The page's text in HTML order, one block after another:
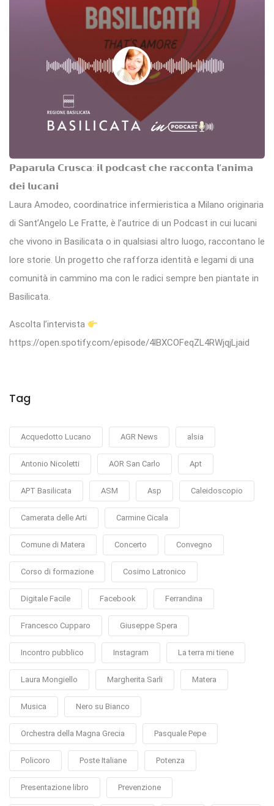
𝗣𝗮𝗽𝗮𝗿𝘂𝗹𝗮 𝗖𝗿𝘂𝘀𝗰𝗮: 𝗶𝗹 𝗽𝗼𝗱𝗰𝗮𝘀𝘁 𝗰𝗵𝗲 𝗿𝗮𝗰𝗰𝗼𝗻𝘁𝗮 𝗹’𝗮𝗻𝗶𝗺𝗮
𝗱𝗲𝗶 𝗹𝘂𝗰𝗮𝗻𝗶
Laura Amodeo, coordinatrice infermieristica a Milano originaria
di Sant’Angelo Le Fratte, è l’autrice di un Podcast in cui lucani
che vivono in Basilicata o in qualsiasi altro luogo, raccontano le
lore storie. Un progetto che rafforza identità e legami di una
comunità in cammino ma con le radici sempre ben piantate in
Basilicata.
Ascolta l’intervista
https://open.spotify.com/episode/4lBXCOFeqZL4RWjqjLjaid
Tag
Acquedotto Lucano AGR News alsia
Antonio Nicoletti AOR San Carlo Apt
APT Basilicata ASM Asp Caleidoscopio
Camerata delle Arti Carmine Cicala
Comune di Matera Concerto Convegno
Corso di formazione Cosimo Latronico
Digitale Facile Facebook Ferrandina
Francesco Cupparo Giuseppe Spera
Incontro pubblico Instagram La terra mi tiene
Laura Mongiello Margherita Sarli Matera
Musica Nero su Bianco
Orchestra della Magna Grecia Pasquale Pepe
Policoro Poste Italiane Potenza
Presentazione libro Prevenzione